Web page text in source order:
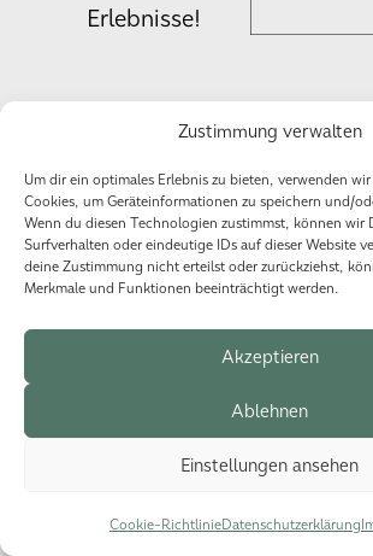
Zustimmung verwalten
Um dir ein optimales Erlebnis zu bieten, verwenden
Cookies, um Geräteinformationen zu speichern und/
Wenn du diesen Technologien zustimmst, können wir
Surfverhalten oder eindeutige IDs auf dieser Website
deine Zustimmung nicht erteilst oder zurückziehst,
Merkmale und Funktionen beeinträchtigt werden.
Akzeptieren
Ablehnen
Einstellungen ansehen
Cookie-RichtlinieDatenschutzerklärung
Erlebnisse!
© 2026 HSG